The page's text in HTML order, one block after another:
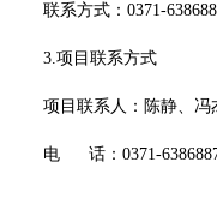
联系方式： 0371-
3.项目联系方式
项目联系人：陈静、冯
电 话： 0371-